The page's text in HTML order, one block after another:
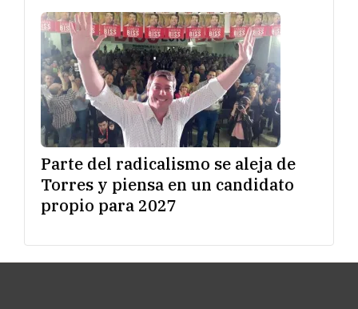
Parte del radicalismo se aleja de
Torres y piensa en un candidato
propio para 2027